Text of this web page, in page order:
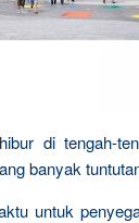
di tengah-
banyak
untuk